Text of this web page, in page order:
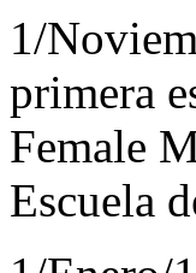
1/
primera
Female
Escuela